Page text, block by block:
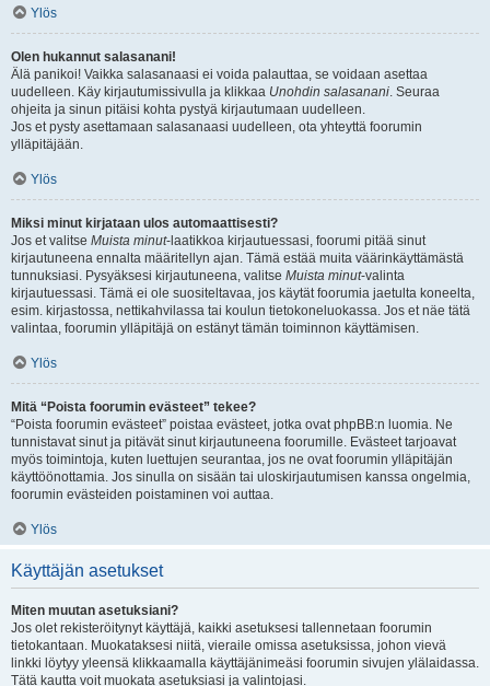
Ylös
Olen hukannut salasanani!
Älä panikoi! Vaikka salasanaasi ei voida palauttaa, se voidaan asettaa
uudelleen. Käy kirjautumissivulla ja klikkaa Unohdin salasanani. Seuraa
ohjeita ja sinun pitäisi kohta pystyä kirjautumaan uudelleen.
Jos et pysty asettamaan salasanaasi uudelleen, ota yhteyttä foorumin
ylläpitäjään.
Ylös
Miksi minut kirjataan ulos automaattisesti?
Jos et valitse Muista minut-laatikkoa kirjautuessasi, foorumi pitää sinut
kirjautuneena ennalta määritellyn ajan. Tämä estää muita väärinkäyttämästä
tunnuksiasi. Pysyäksesi kirjautuneena, valitse Muista minut-valinta
kirjautuessasi. Tämä ei ole suositeltavaa, jos käytät foorumia jaetulta koneelta,
esim. kirjastossa, nettikahvilassa tai koulun tietokoneluokassa. Jos et näe tätä
valintaa, foorumin ylläpitäjä on estänyt tämän toiminnon käyttämisen.
Ylös
Mitä “Poista foorumin evästeet” tekee?
“Poista foorumin evästeet” poistaa evästeet, jotka ovat phpBB:n luomia. Ne
tunnistavat sinut ja pitävät sinut kirjautuneena foorumille. Evästeet tarjoavat
myös toimintoja, kuten luettujen seurantaa, jos ne ovat foorumin ylläpitäjän
käyttöönottamia. Jos sinulla on sisään tai uloskirjautumisen kanssa ongelmia,
foorumin evästeiden poistaminen voi auttaa.
Ylös
Käyttäjän asetukset
Miten muutan asetuksiani?
Jos olet rekisteröitynyt käyttäjä, kaikki asetuksesi tallennetaan foorumin
tietokantaan. Muokataksesi niitä, vieraile omissa asetuksissa, johon vievä
linkki löytyy yleensä klikkaamalla käyttäjänimeäsi foorumin sivujen ylälaidassa.
Tätä kautta voit muokata asetuksiasi ja valintojasi.